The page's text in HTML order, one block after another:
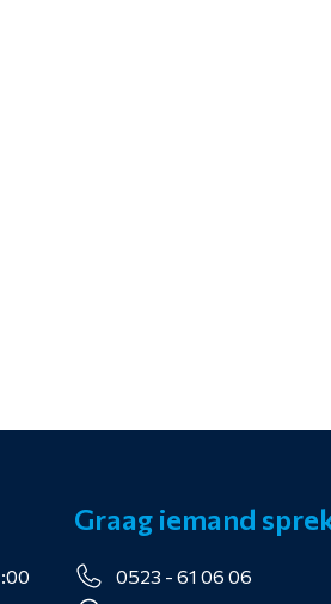
Graag iemand
0523 - 61 06 06